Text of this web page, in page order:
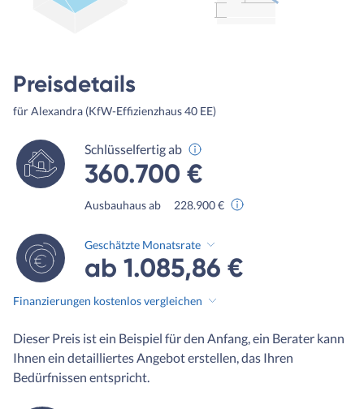
Preisdetails
für Alexandra (KfW-Effizienzhaus 40 EE)
Schlüsselfertig ab
360.700 €
Ausbauhaus ab 228.900 €
Geschätzte Monatsrate
ab 1.085,86 €
Finanzierungen kostenlos vergleichen
Dieser Preis ist ein Beispiel für den Anfang, ein Berater kann
Ihnen ein detailliertes Angebot erstellen, das Ihren
Bedürfnissen entspricht.